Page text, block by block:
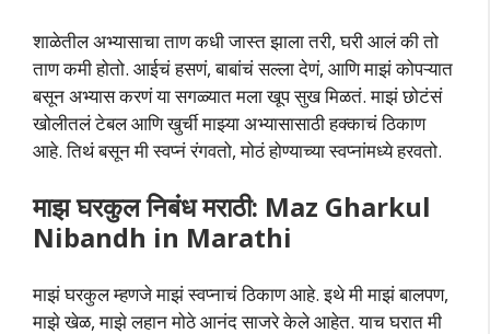
शाळेतील अभ्यासाचा ताण कधी जास्त झाला तरी, घरी आलं की तो
ताण कमी होतो. आईचं हसणं, बाबांचं सल्ला देणं, आणि माझं कोपऱ्यात
बसून अभ्यास करणं या सगळ्यात मला खूप सुख मिळतं. माझं छोटंसं
खोलीतलं टेबल आणि खुर्ची माझ्या अभ्यासासाठी हक्काचं ठिकाण
आहे. तिथं बसून मी स्वप्नं रंगवतो, मोठं होण्याच्या स्वप्नांमध्ये हरवतो.
माझ घरकुल निबंध मराठी: Maz Gharkul
Nibandh in Marathi
माझं घरकुल म्हणजे माझं स्वप्नाचं ठिकाण आहे. इथे मी माझं बालपण,
माझे खेळ, माझे लहान मोठे आनंद साजरे केले आहेत. याच घरात मी